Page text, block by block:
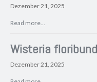
Dezember 21, 2025
Read more...
Wisteria
Dezember 21, 2025